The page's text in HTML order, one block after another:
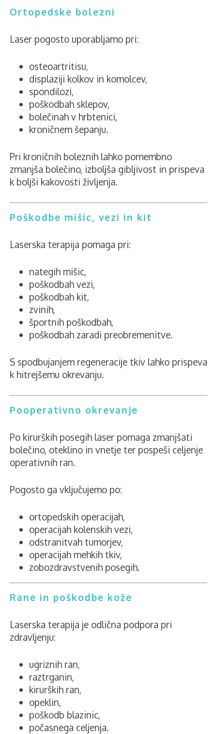
Ortopedske bolezni
Laser pogosto uporabljamo pri:
osteoartritisu,
displaziji kolkov in komolcev,
spondilozi,
poškodbah sklepov,
bolečinah v hrbtenici,
kroničnem šepanju.
Pri kroničnih boleznih lahko pomembno
zmanjša bolečino, izboljša gibljivost in prispeva
k boljši kakovosti življenja.
Poškodbe mišic, vezi in kit
Laserska terapija pomaga pri:
nategih mišic,
poškodbah vezi,
poškodbah kit,
zvinih,
športnih poškodbah,
poškodbah zaradi preobremenitve.
S spodbujanjem regeneracije tkiv lahko prispeva
k hitrejšemu okrevanju.
Pooperativno okrevanje
Po kirurških posegih laser pomaga zmanjšati
bolečino, oteklino in vnetje ter pospeši celjenje
operativnih ran.
Pogosto ga vključujemo po:
ortopedskih operacijah,
operacijah kolenskih vezi,
odstranitvah tumorjev,
operacijah mehkih tkiv,
zobozdravstvenih posegih.
Rane in poškodbe kože
Laserska terapija je odlična podpora pri
zdravljenju:
ugriznih ran,
raztrganin,
kirurških ran,
opeklin,
poškodb blazinic,
počasnega celjenja.